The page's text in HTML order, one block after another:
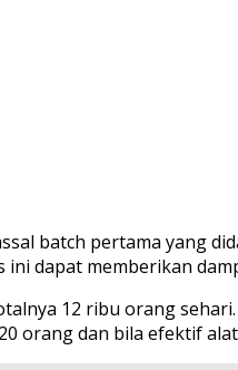
batch pertama yang
dapat memberikan
12 ribu orang
orang dan bila efektif